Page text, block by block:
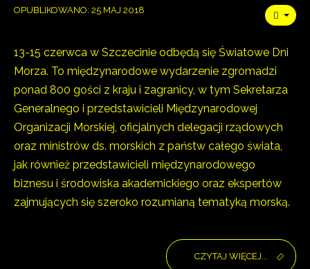
OPUBLIKOWANO: 25 MAJ 2018
13-15 czerwca w Szczecinie odbędą się Światowe Dni
Morza. To międzynarodowe wydarzenie zgromadzi
ponad 800 gości z kraju i zagranicy, w tym Sekretarza
Generalnego i przedstawicieli Międzynarodowej
Organizacji Morskiej, oficjalnych delegacji rządowych
oraz ministrów ds. morskich z państw całego świata,
jak również przedstawicieli międzynarodowego
biznesu i środowiska akademickiego oraz ekspertów
zajmujących się szeroko rozumianą tematyką morską.
CZYTAJ WIĘCEJ...